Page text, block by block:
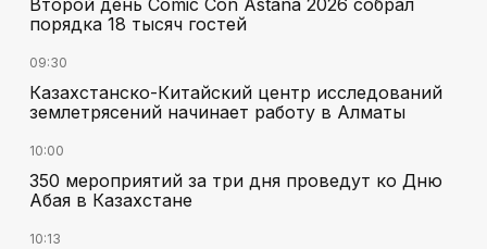
Второй день Comic Con Astana 2026 собрал
порядка 18 тысяч гостей
09:30
Казахстанско-Китайский центр исследований
землетрясений начинает работу в Алматы
10:00
350 мероприятий за три дня проведут ко Дню
Абая в Казахстане
10:13